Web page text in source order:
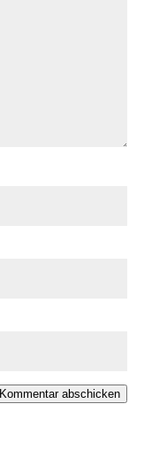
Kommentar abschicken